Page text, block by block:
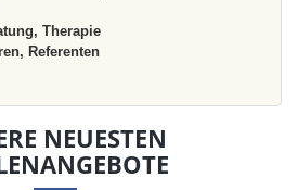
Therapie
Referenten
NEUESTEN